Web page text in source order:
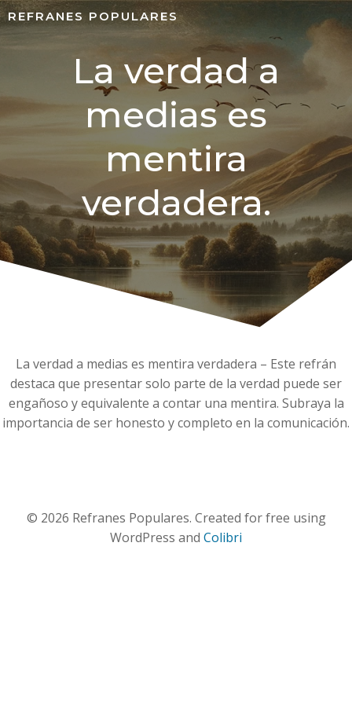
REFRANES POPULARES
La verdad a
medias es
mentira
verdadera.
La verdad a medias es mentira verdadera – Este refrán
destaca que presentar solo parte de la verdad puede ser
engañoso y equivalente a contar una mentira. Subraya la
importancia de ser honesto y completo en la comunicación.
© 2026 Refranes Populares. Created for free using
WordPress and Colibri